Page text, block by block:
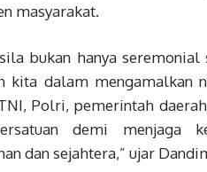
masyarakat.
bukan hanya
kita dalam mengamalkan
Polri, pemerintah
demi menjaga
dan sejahtera,” ujar